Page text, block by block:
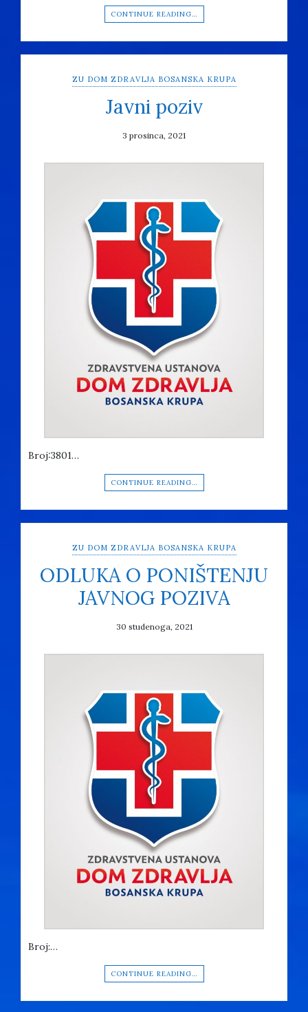
CONTINUE READING…
ZU DOM ZDRAVLJA BOSANSKA KRUPA
Javni poziv
3 prosinca, 2021
Broj:3801…
CONTINUE READING…
ZU DOM ZDRAVLJA BOSANSKA KRUPA
ODLUKA O PONIŠTENJU
JAVNOG POZIVA
30 studenoga, 2021
Broj:…
CONTINUE READING…